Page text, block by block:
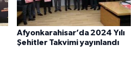
Afyonkarahisar’da 2024 Yılı
Şehitler Takvimi yayınlandı